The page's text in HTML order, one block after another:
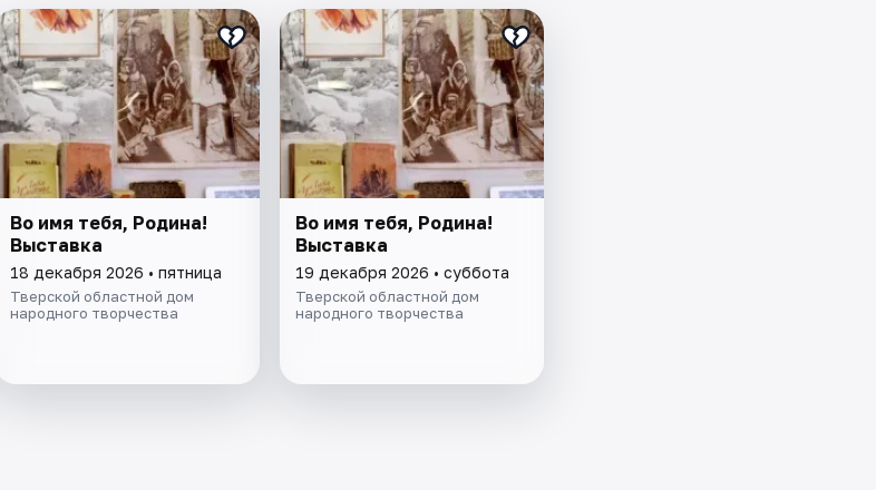
Во имя тебя, Родина!
Выставка
18 декабря 2026 • пятница
Тверской областной дом
народного творчества
Во имя тебя, Родина!
Выставка
19 декабря 2026 • суббота
Тверской областной дом
народного творчества